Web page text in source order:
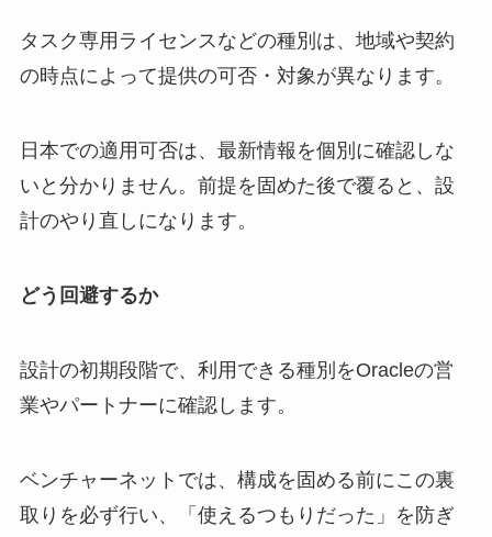
タスク専用ライセンスなどの種別は、地域や契約
の時点によって提供の可否・対象が異なります。
日本での適用可否は、最新情報を個別に確認しな
いと分かりません。前提を固めた後で覆ると、設
計のやり直しになります。
どう回避するか
設計の初期段階で、利用できる種別をOracleの営
業やパートナーに確認します。
ベンチャーネットでは、構成を固める前にこの裏
取りを必ず行い、「使えるつもりだった」を防ぎ